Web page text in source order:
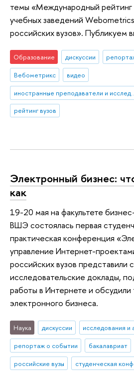
темы «Международный рейтинг
учебных заведений
российских вузов». Публикуем
Образование дискуссии
Вебометрикс
видео
иностранные
рейтинг вузов
Электронный бизнес:
как
19-20 мая на факультете
ВШЭ состоялась первая
практическая конференция
управление Интернет-
российских вузов представили
исследовательские доклады,
работы в Интернете и обсудили
электронного бизнеса.
Наука дискуссии
исследования и
репортаж о событии
бакалавриат
российские вузы
студенческая